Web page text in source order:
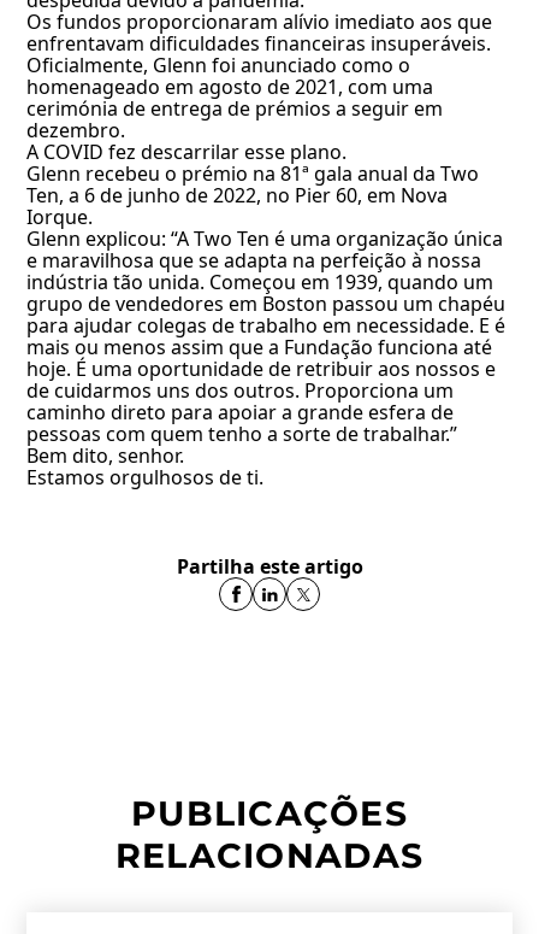
Os fundos proporcionaram alívio imediato aos que
enfrentavam dificuldades financeiras insuperáveis.
Oficialmente, Glenn foi anunciado como o
homenageado em agosto de 2021, com uma
cerimónia de entrega de prémios a seguir em
dezembro.
A COVID fez descarrilar esse plano.
Glenn recebeu o prémio na 81ª gala anual da Two
Ten, a 6 de junho de 2022, no Pier 60, em Nova
Iorque.
Glenn explicou: “A Two Ten é uma organização única
e maravilhosa que se adapta na perfeição à nossa
indústria tão unida. Começou em 1939, quando um
grupo de vendedores em Boston passou um chapéu
para ajudar colegas de trabalho em necessidade. E é
mais ou menos assim que a Fundação funciona até
hoje. É uma oportunidade de retribuir aos nossos e
de cuidarmos uns dos outros. Proporciona um
caminho direto para apoiar a grande esfera de
pessoas com quem tenho a sorte de trabalhar.”
Bem dito, senhor.
Estamos orgulhosos de ti.
Partilha este artigo
PUBLICAÇÕES
RELACIONADAS